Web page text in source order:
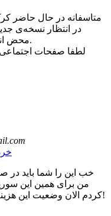
متاسفانه در حال حاضر
در انتظار نسخه‌ی
محض انتشار روی سایت قرار بدیم.
لطفا صفحات اجتماعی
۱۹ خرداد
خب این را شما باید در
من برای همین این
کردم الان وضعیت این هزینه چی می شود خب؟!